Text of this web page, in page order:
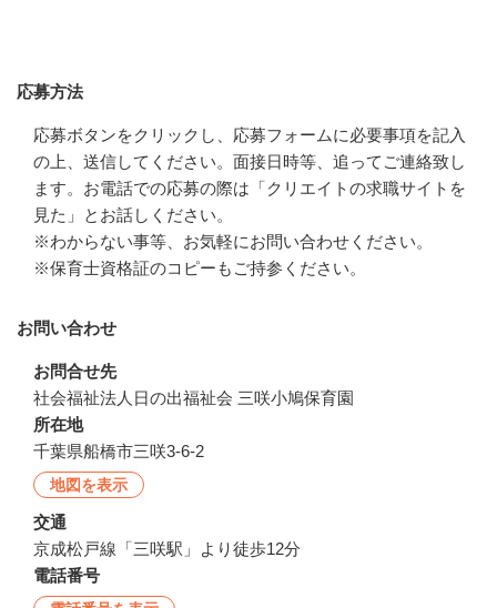
応募方法
応募ボタンをクリックし、応募フォームに必要事項を記入
の上、送信してください。面接日時等、追ってご連絡致し
ます。お電話での応募の際は「クリエイトの求職サイトを
見た」とお話しください。
※わからない事等、お気軽にお問い合わせください。
※保育士資格証のコピーもご持参ください。
お問い合わせ
お問合せ先
社会福祉法人日の出福祉会 三咲小鳩保育園
所在地
千葉県船橋市三咲3-6-2
地図を表示
交通
京成松戸線「三咲駅」より徒歩12分
電話番号